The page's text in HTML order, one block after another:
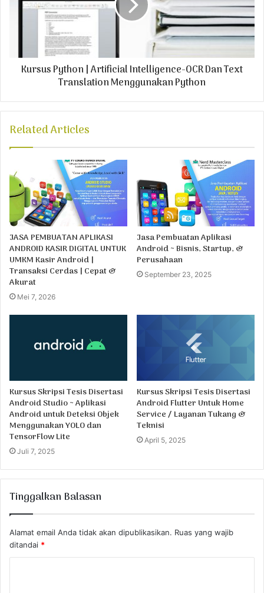
Kursus Python | Artificial Intelligence-OCR Dan Text
Translation Menggunakan Python
Related Articles
JASA PEMBUATAN APLIKASI
ANDROID KASIR DIGITAL UNTUK
UMKM Kasir Android |
Transaksi Cerdas | Cepat &
Akurat
Mei 7, 2026
Jasa Pembuatan Aplikasi
Android ~ Bisnis, Startup, &
Perusahaan
September 23, 2025
Kursus Skripsi Tesis Disertasi
Android Studio ~ Aplikasi
Android untuk Deteksi Objek
Menggunakan YOLO dan
TensorFlow Lite
Juli 7, 2025
Kursus Skripsi Tesis Disertasi
Android Flutter Untuk Home
Service / Layanan Tukang &
Teknisi
April 5, 2025
Tinggalkan Balasan
Alamat email Anda tidak akan dipublikasikan. Ruas yang wajib
ditandai *